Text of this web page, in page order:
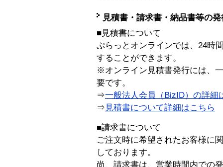
見積書・請求書・納品書等の
■見積書について
ぷらっとオンラインでは、24時
することができます。
※オンライン見積書発行には、
要です。
⇒一般法人会員（BizID）の詳細
⇒ 見積書について詳細はこちら
■請求書について
ご注文時に希望されたお客様に
しております。
尚、請求書は、営業時間内での